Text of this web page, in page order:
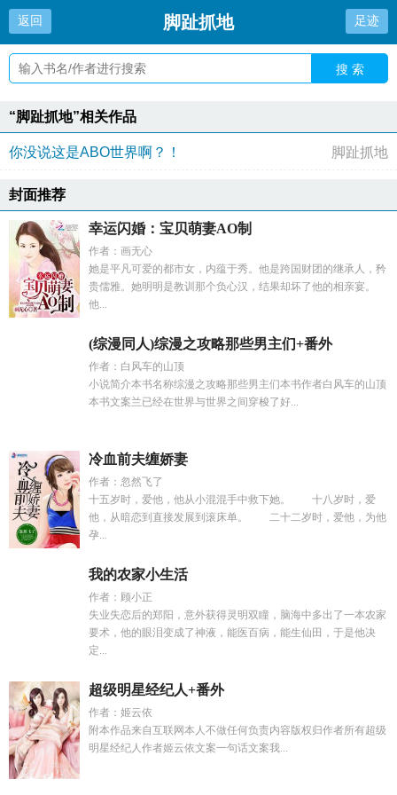
返回 脚趾抓地 足迹
搜 索
“脚趾抓地”相关作品
你没说这是ABO世界啊？！ 脚趾抓地
封面推荐
幸运闪婚：宝贝萌妻AO制
作者：画无心
她是平凡可爱的都市女，内蕴于秀。他是跨国财团的继承人，矜
贵儒雅。她明明是教训那个负心汉，结果却坏了他的相亲宴。
他...
(综漫同人)综漫之攻略那些男主们+番外
作者：白风车的山顶
小说简介本书名称综漫之攻略那些男主们本书作者白风车的山顶
本书文案兰已经在世界与世界之间穿梭了好...
冷血前夫缠娇妻
作者：忽然飞了
十五岁时，爱他，他从小混混手中救下她。 十八岁时，爱
他，从暗恋到直接发展到滚床单。 二十二岁时，爱他，为他
孕...
我的农家小生活
作者：顾小正
失业失恋后的郑阳，意外获得灵明双瞳，脑海中多出了一本农家
要术，他的眼泪变成了神液，能医百病，能生仙田，于是他决
定...
超级明星经纪人+番外
作者：姬云依
附本作品来自互联网本人不做任何负责内容版权归作者所有超级
明星经纪人作者姬云依文案一句话文案我...